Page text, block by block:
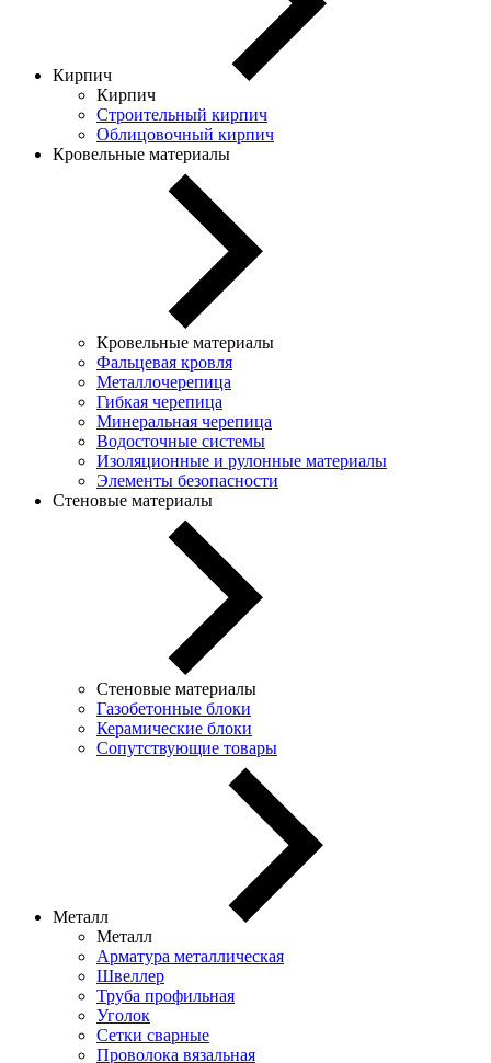
Кирпич
Кирпич
Строительный кирпич
Облицовочный кирпич
Кровельные материалы
Кровельные материалы
Фальцевая кровля
Металлочерепица
Гибкая черепица
Минеральная черепица
Водосточные системы
Изоляционные и рулонные материалы
Элементы безопасности
Стеновые материалы
Стеновые материалы
Газобетонные блоки
Керамические блоки
Сопутствующие товары
Металл
Металл
Арматура металлическая
Швеллер
Труба профильная
Уголок
Сетки сварные
Проволока вязальная